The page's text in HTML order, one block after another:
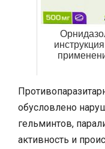
обусловлено
гельминтов,
активность и